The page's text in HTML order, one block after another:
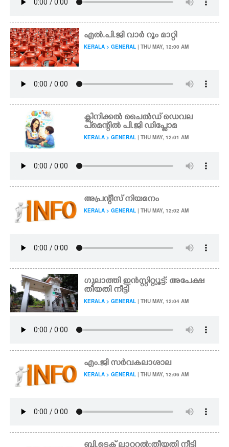
എൽ.പി.ജി വാർ റൂം മാറ്റി
KERALA > GENERAL | THU MAY, 12:00 AM
ക്ലിനിക്കൽ ചൈൽഡ് ഡെവല
പ്മെന്റിൽ പി.ജി ഡിപ്ലോമ
KERALA > GENERAL | THU MAY, 12:01 AM
അപ്രന്റീസ് നിയമനം
KERALA > GENERAL | THU MAY, 12:02 AM
ഗുലാത്തി ഇൻസ്റ്റി​റ്റ്യൂട്ട്: അപേക്ഷ
തീയതി നീട്ടി
KERALA > GENERAL | THU MAY, 12:04 AM
എം.ജി സർവകലാശാല
KERALA > GENERAL | THU MAY, 12:06 AM